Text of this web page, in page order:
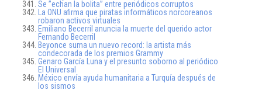
Se ”echan la bolita” entre periódicos corruptos
La ONU afirma que piratas informáticos norcoreanos
robaron activos virtuales
Emiliano Becerril anuncia la muerte del querido actor
Fernando Becerril
Beyonce suma un nuevo record: la artista más
condecorada de los premios Grammy
Genaro García Luna y el presunto soborno al periódico
El Universal
México envía ayuda humanitaria a Turquía después de
los sismos